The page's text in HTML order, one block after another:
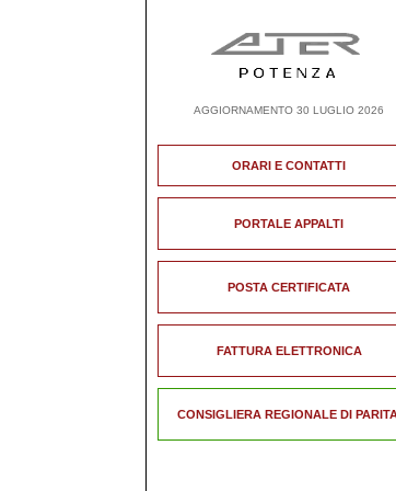
AGGIORNAMENTO 30 LUGLIO 2026
ORARI E CONTATTI
PORTALE APPALTI
POSTA CERTIFICATA
FATTURA ELETTRONICA
CONSIGLIERA REGIONALE DI